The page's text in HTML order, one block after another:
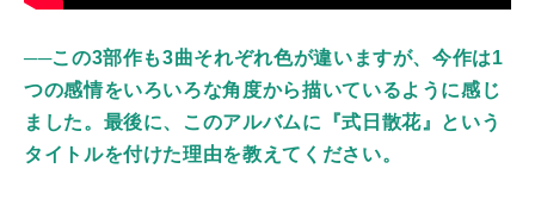
──この3部作も3曲それぞれ色が違いますが、今作は1
つの感情をいろいろな角度から描いているように感じ
ました。最後に、このアルバムに『式日散花』という
タイトルを付けた理由を教えてください。